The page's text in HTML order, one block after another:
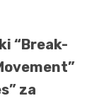
“Break-
za